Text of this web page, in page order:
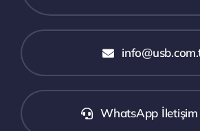
WhatsApp İletişim